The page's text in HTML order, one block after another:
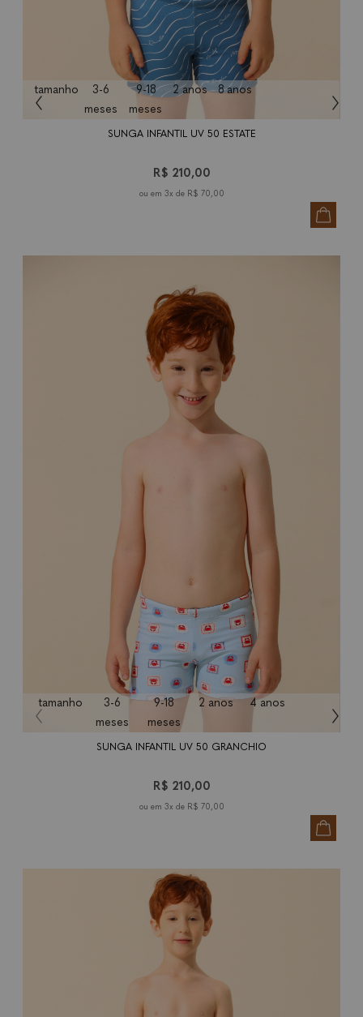
SUNGA INFANTIL UV 50 ESTATE
R$ 210,00
3x de R$ 70,00
tamanho
3-6
meses
9-18
meses
2 anos 8 anos
SUNGA INFANTIL UV 50 GRANCHIO
R$ 210,00
3x de R$ 70,00
tamanho
3-6
meses
9-18
meses
2 anos 4 anos